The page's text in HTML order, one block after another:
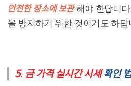
안전한 장소에 보관 해야 한답니
을 방지하기 위한 것이기도 하답
5. 금 가격 실시간 시세확인